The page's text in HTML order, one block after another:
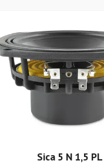
Sica 5 N 1,5 PL